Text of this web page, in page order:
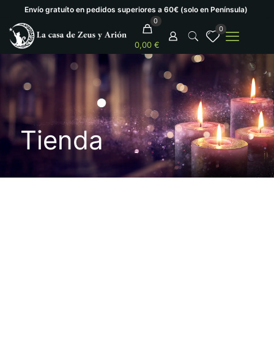
Envío gratuíto en pedidos superiores a 60€ (solo en Península)
0
0,00 €
0
Tienda